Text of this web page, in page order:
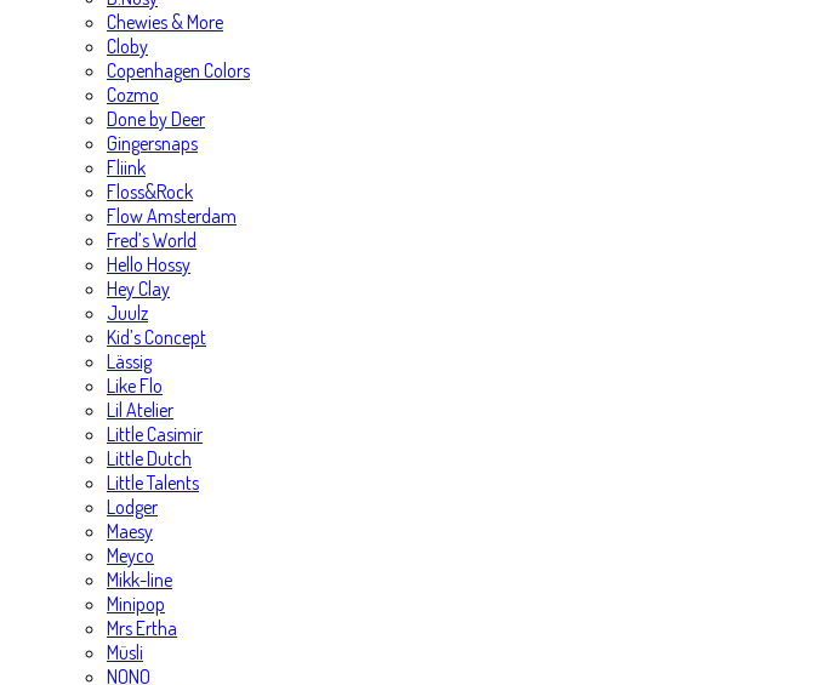
Chewies & More
Cloby
Copenhagen Colors
Cozmo
Done by Deer
Gingersnaps
Fliink
Floss&Rock
Flow Amsterdam
Fred’s World
Hello Hossy
Hey Clay
Juulz
Kid’s Concept
Lässig
Like Flo
Lil Atelier
Little Casimir
Little Dutch
Little Talents
Lodger
Maesy
Meyco
Mikk-line
Minipop
Mrs Ertha
Müsli
NONO